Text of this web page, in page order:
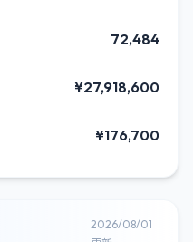
72,484
¥27,918,600
¥176,700
2026/08/01